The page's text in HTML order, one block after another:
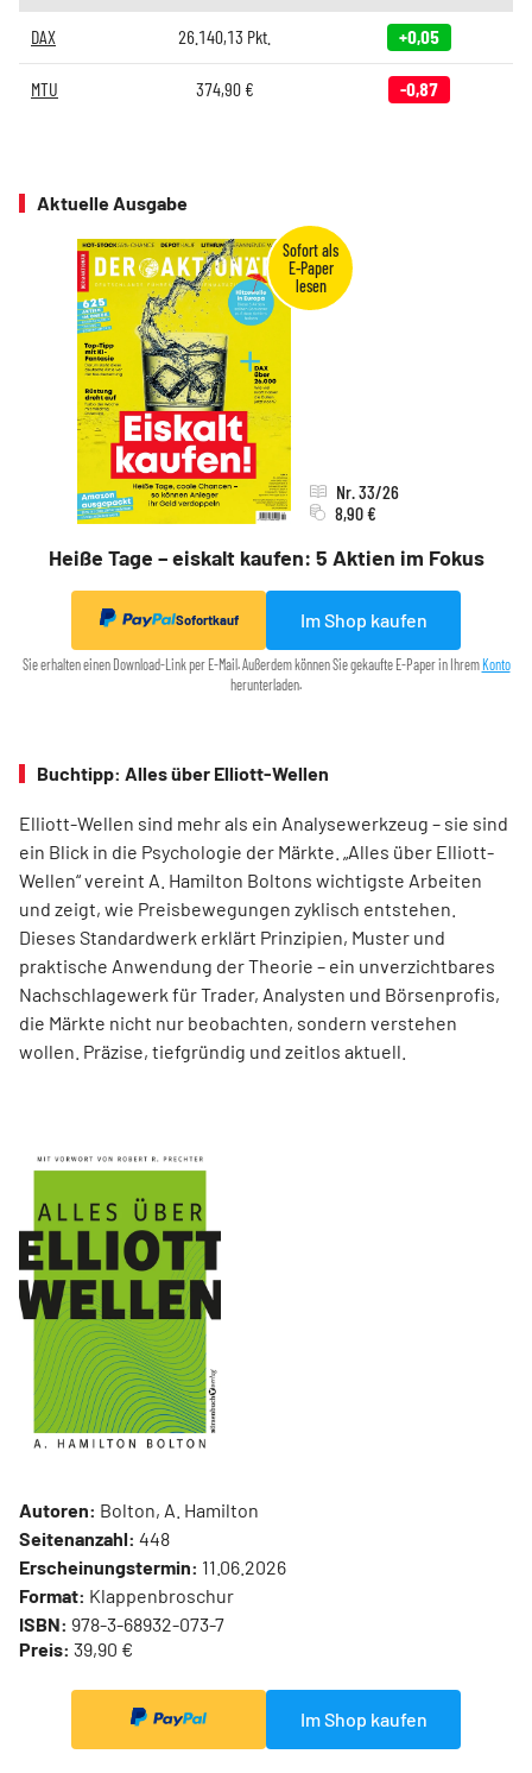
DAX 26.140,13 Pkt. +0,05
MTU 374,90€ -0,87
Aktuelle Ausgabe
Heiße Tage – eiskalt kaufen: 5 Aktien im Fokus
Nr. 33/26
8,90 €
Sofortkauf Im Shop kaufen
Sie erhalten einen Download-Link per E-Mail. Außerdem können Sie gekaufte E-Paper in Ihrem Konto
herunterladen.
Buchtipp: Alles über Elliott-Wellen
Elliott-Wellen sind mehr als ein Analysewerkzeug – sie sind
ein Blick in die Psychologie der Märkte. „Alles über Elliott-
Wellen“ vereint A. Hamilton Boltons wichtigste Arbeiten
und zeigt, wie Preisbewegungen zyklisch entstehen.
Dieses Standardwerk erklärt Prinzipien, Muster und
praktische Anwendung der Theorie – ein unverzichtbares
Nachschlagewerk für Trader, Analysten und Börsenprofis,
die Märkte nicht nur beobachten, sondern verstehen
wollen. Präzise, tiefgründig und zeitlos aktuell.
Autoren: Bolton, A. Hamilton
Seitenanzahl: 448
Erscheinungstermin: 11.06.2026
Format: Klappenbroschur
ISBN: 978-3-68932-073-7
Preis: 39,90 €
Im Shop kaufen